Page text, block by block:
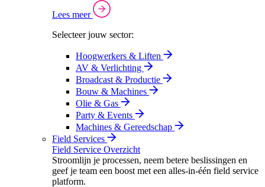
Lees meer
Selecteer jouw sector:
Hoogwerkers & Liften
AV & Verlichting
Broadcast & Productie
Bouw & Machines
Olie & Gas
Party & Events
Machines & Gereedschap
Field Services
Field Service Overzicht
Stroomlijn je processen, neem betere beslissingen en
geef je team een boost met een alles-in-één field service
platform.